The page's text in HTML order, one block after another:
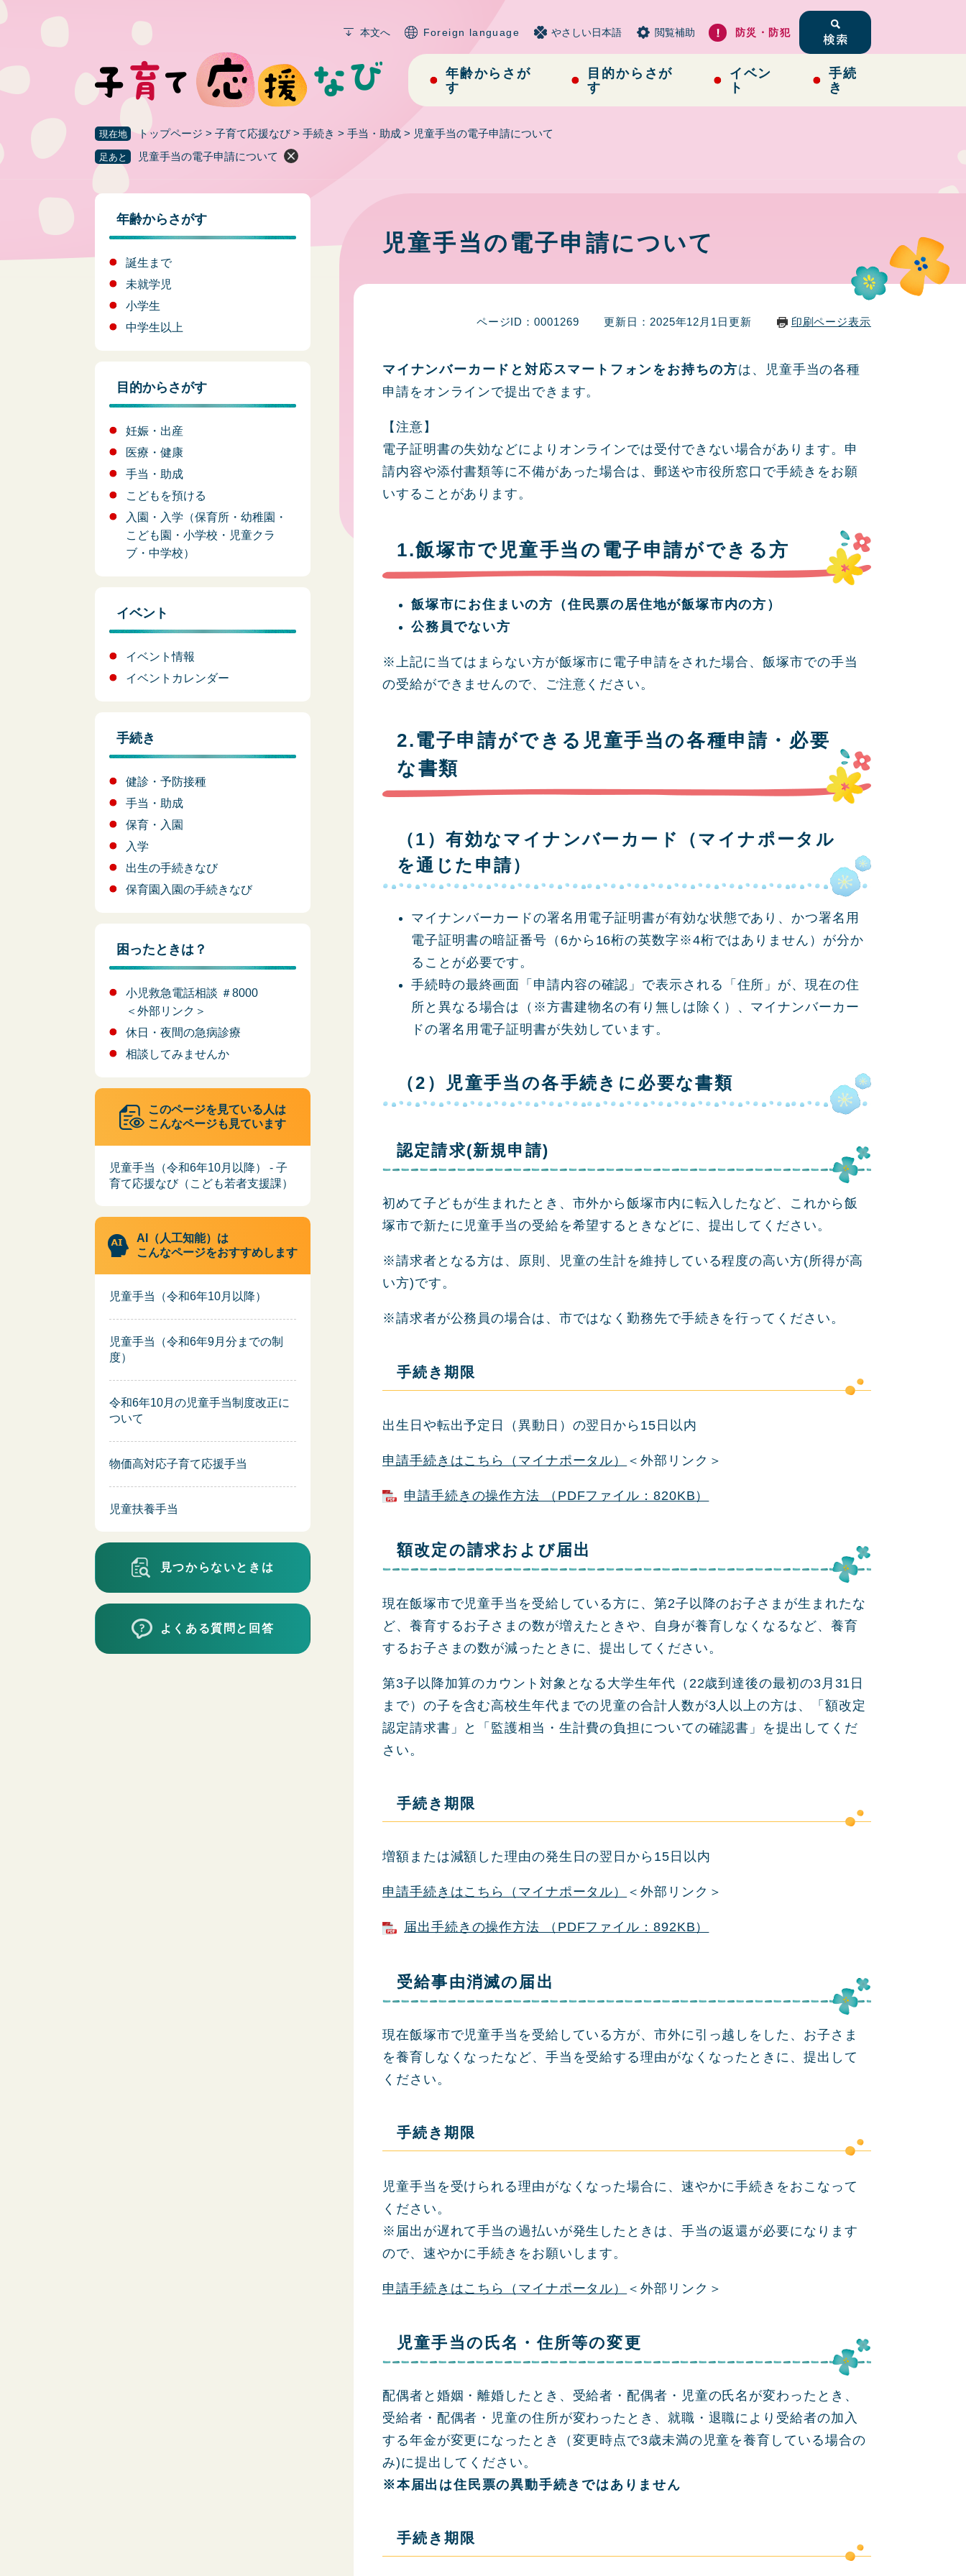
ペ
ー
頭
。
本文へ
Foreign language やさしい日本語 閲覧補助 防災・防犯
年齢からさが
す
目的からさが
す
イベン
ト
手続
き
現在地 トップページ > 子育て応援なび > 手続き > 手当・助成 > 児童手当の電子申請について
足あと 児童手当の電子申請について
児童手当の電子申請について
ページID：0001269 更新日：2025年12月1日更新 印刷ページ表示
マイナンバーカードと対応スマートフォンをお持ちの方は、児童手当の各種
申請をオンラインで提出できます。
【注意】
電子証明書の失効などによりオンラインでは受付できない場合があります。申
請内容や添付書類等に不備があった場合は、郵送や市役所窓口で手続きをお願
いすることがあります。
1.飯塚市で児童手当の電子申請ができる方
飯塚市にお住まいの方（住民票の居住地が飯塚市内の方）
公務員でない方
※上記に当てはまらない方が飯塚市に電子申請をされた場合、飯塚市での手当
の受給ができませんので、ご注意ください。
2.電子申請ができる児童手当の各種申請・必要
な書類
（1）有効なマイナンバーカード（マイナポータル
を通じた申請）
マイナンバーカードの署名用電子証明書が有効な状態であり、かつ署名用
電子証明書の暗証番号（6から16桁の英数字※4桁ではありません）が分か
ることが必要です。
手続時の最終画面「申請内容の確認」で表示される「住所」が、現在の住
所と異なる場合は（※方書建物名の有り無しは除く）、マイナンバーカー
ドの署名用電子証明書が失効しています。
（2）児童手当の各手続きに必要な書類
認定請求(新規申請)
初めて子どもが生まれたとき、市外から飯塚市内に転入したなど、これから飯
塚市で新たに児童手当の受給を希望するときなどに、提出してください。
※請求者となる方は、原則、児童の生計を維持している程度の高い方(所得が高
い方)です。
※請求者が公務員の場合は、市ではなく勤務先で手続きを行ってください。
手続き期限
出生日や転出予定日（異動日）の翌日から15日以内
申請手続きはこちら（マイナポータル） ＜外部リンク＞
申請手続きの操作方法 （PDFファイル：820KB）
額改定の請求および届出
現在飯塚市で児童手当を受給している方に、第2子以降のお子さまが生まれたな
ど、養育するお子さまの数が増えたときや、自身が養育しなくなるなど、養育
するお子さまの数が減ったときに、提出してください。
第3子以降加算のカウント対象となる大学生年代（22歳到達後の最初の3月31日
まで）の子を含む高校生年代までの児童の合計人数が3人以上の方は、「額改定
認定請求書」と「監護相当・生計費の負担についての確認書」を提出してくだ
さい。
手続き期限
増額または減額した理由の発生日の翌日から15日以内
申請手続きはこちら（マイナポータル） ＜外部リンク＞
届出手続きの操作方法 （PDFファイル：892KB）
受給事由消滅の届出
現在飯塚市で児童手当を受給している方が、市外に引っ越しをした、お子さま
を養育しなくなったなど、手当を受給する理由がなくなったときに、提出して
ください。
手続き期限
児童手当を受けられる理由がなくなった場合に、速やかに手続きをおこなって
ください。
※届出が遅れて手当の過払いが発生したときは、手当の返還が必要になります
ので、速やかに手続きをお願いします。
申請手続きはこちら（マイナポータル） ＜外部リンク＞
児童手当の氏名・住所等の変更
配偶者と婚姻・離婚したとき、受給者・配偶者・児童の氏名が変わったとき、
受給者・配偶者・児童の住所が変わったとき、就職・退職により受給者の加入
する年金が変更になったとき（変更時点で3歳未満の児童を養育している場合の
み)に提出してください。
※本届出は住民票の異動手続きではありません
手続き期限
年齢からさがす
誕生まで
未就学児
小学生
中学生以上
目的からさがす
妊娠・出産
医療・健康
手当・助成
こどもを預ける
入園・入学（保育所・幼稚園・
こども園・小学校・児童クラ
ブ・中学校）
イベント
イベント情報
イベントカレンダー
手続き
健診・予防接種
手当・助成
保育・入園
入学
出生の手続きなび
保育園入園の手続きなび
困ったときは？
小児救急電話相談 ＃8000
＜外部リンク＞
休日・夜間の急病診療
相談してみませんか
このページを見ている人は
こんなページも見ています
児童手当（令和6年10月以降） - 子
育て応援なび（こども若者支援課）
AI（人工知能）は
こんなページをおすすめします
児童手当（令和6年10月以降）
児童手当（令和6年9月分までの制
度）
令和6年10月の児童手当制度改正に
ついて
物価高対応子育て応援手当
児童扶養手当
見つからないときは
よくある質問と回答